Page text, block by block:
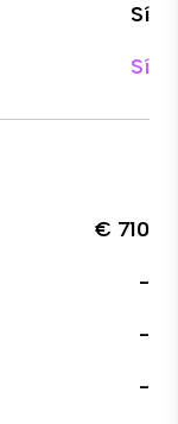
Sí
Sí
€ 710
-
-
-